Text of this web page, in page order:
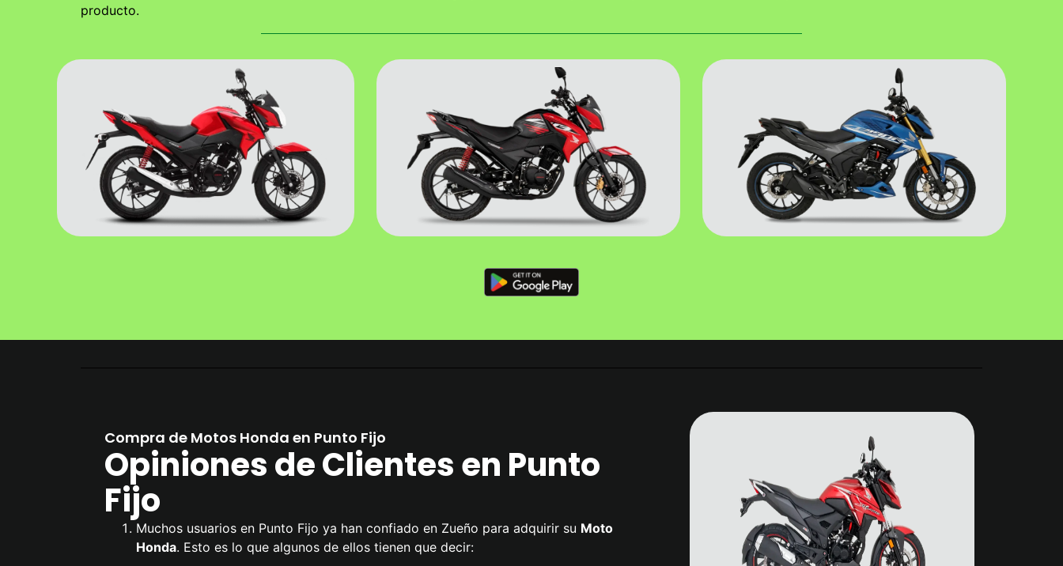
producto.
Compra de Motos Honda en Punto Fijo
Opiniones de Clientes en Punto
Fijo
Muchos usuarios en Punto Fijo ya han confiado en Zueño para adquirir su Moto
Honda. Esto es lo que algunos de ellos tienen que decir: